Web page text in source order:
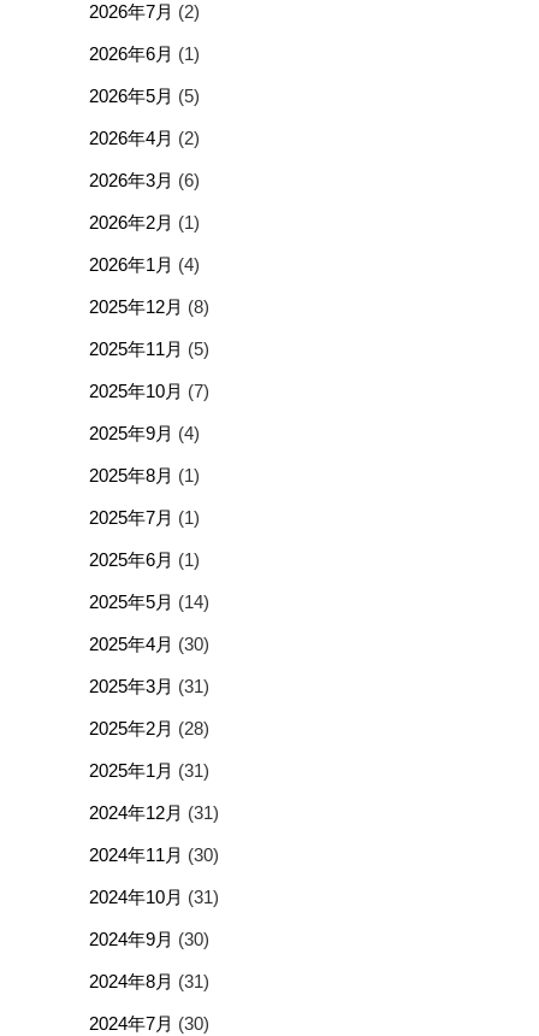
2026年7月 (2)
2026年6月 (1)
2026年5月 (5)
2026年4月 (2)
2026年3月 (6)
2026年2月 (1)
2026年1月 (4)
2025年12月 (8)
2025年11月 (5)
2025年10月 (7)
2025年9月 (4)
2025年8月 (1)
2025年7月 (1)
2025年6月 (1)
2025年5月 (14)
2025年4月 (30)
2025年3月 (31)
2025年2月 (28)
2025年1月 (31)
2024年12月 (31)
2024年11月 (30)
2024年10月 (31)
2024年9月 (30)
2024年8月 (31)
2024年7月 (30)